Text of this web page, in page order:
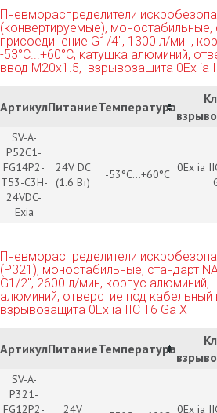
Пневмораспределители
(конвертируемые), моностабильные,
присоединение G1/4", 1300 л/мин,
-53°С...+60°С, катушка алюминий,
ввод М20х1.5, взрывозащита 0Ex ia
АртикулПитаниеТемпература
SV-A-
P52С1-
FG14P2-
T53-C3H-
24VDC-
Exia
24V DC
(1.6 Вт)
-53°С...+60°С 0Ex ia
Пневмораспределители
(P321), моностабильные, стандарт
G1/2", 2600 л/мин, корпус алюминий,
алюминий, отверстие под
взрывозащита 0Ex ia IIC T6 Ga X
АртикулПитаниеТемпература
SV-A-
P321-
FG12P2-
24V
0Ex ia